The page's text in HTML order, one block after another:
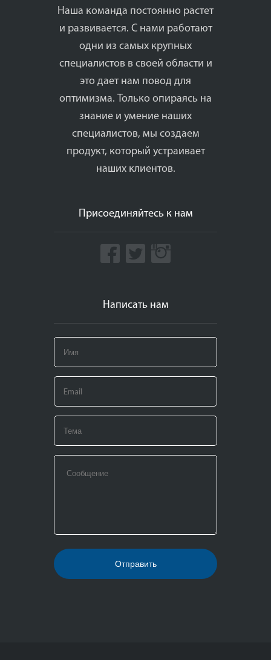
Наша команда постоянно растет
и развивается. С нами работают
одни из самых крупных
специалистов в своей области и
это дает нам повод для
оптимизма. Только опираясь на
знание и умение наших
специалистов, мы создаем
продукт, который устраивает
наших клиентов.
Присоединяйтесь к нам
Написать нам